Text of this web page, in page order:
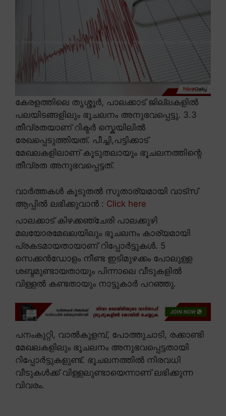
കേരളത്തിലെ തൃശ്ശൂർ, പാലക്കാട് ജില്ലകളിൽ
പലയിടങ്ങളിലും ഭൂചലനം അനുഭവപ്പെട്ടു. 3.3
തീവ്രതയാണ് റിക്ടർ സ്കെയിലിൽ
രേഖപ്പെടുത്തിയത്. പീച്ചി,പട്ടിക്കാട്
മേഖലകളിലാണ് കൂടുതലായും ഭൂചലനത്തിന്റെ
തീവ്രത അനുഭവപ്പെട്ടത്.
വാർത്തകൾ കൂടുതൽ സുതാര്യമായി വാട്സ്
ആപ്പിൽ ലഭിക്കുവാൻ : Click here
പാലക്കാട് കിഴക്കഞ്ചേരി പാലക്കുഴി
മലയോരമേഖലയിലും ഭൂചലനം കാര്യമായി
പ്രകടമായതായാണ് റിപ്പോർട്ടുകൾ. 5
സെക്കൻഡോളം നീണ്ട ഇടിമുഴക്കം പോലുള്ള
ശബ്ദമുണ്ടായതായും പിന്നാലെ വീടുകളിൽ
വിള്ളൽ കണ്ടതായും നാട്ടുകാർ പറഞ്ഞു.
പനംകുറ്റി, വാൽകുളമ്പ്, പോത്തുചാടി, രക്കാണ്ടി
മേഖലകളിലും ഭൂചലനം അനുഭവപ്പെട്ടതായി
റിപ്പോർട്ടുകളുണ്ട്. ഭൂചലനത്തിൽ നിരവധി
വീടുകൾക്ക് വിള്ളലുണ്ടായെന്നാണ് ലഭിക്കുന്ന
വിവരം.